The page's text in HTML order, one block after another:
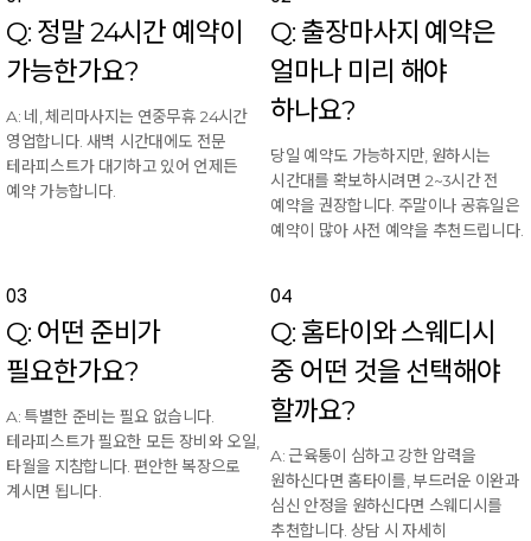
Q: 정말 24시간 예약이
가능한가요?
A: 네, 체리마사지는 연중무휴 24시간
영업합니다. 새벽 시간대에도 전문
테라피스트가 대기하고 있어 언제든
예약 가능합니다.
Q: 출장마사지 예약은
얼마나 미리 해야
하나요?
당일 예약도 가능하지만, 원하시는
시간대를 확보하시려면 2~3시간 전
예약을 권장합니다. 주말이나 공휴일은
예약이 많아 사전 예약을 추천드립니다.
03
Q: 어떤 준비가
필요한가요?
A: 특별한 준비는 필요 없습니다.
테라피스트가 필요한 모든 장비와 오일,
타월을 지참합니다. 편안한 복장으로
계시면 됩니다.
04
Q: 홈타이와 스웨디시
중 어떤 것을 선택해야
할까요?
A: 근육통이 심하고 강한 압력을
원하신다면 홈타이를, 부드러운 이완과
심신 안정을 원하신다면 스웨디시를
추천합니다. 상담 시 자세히